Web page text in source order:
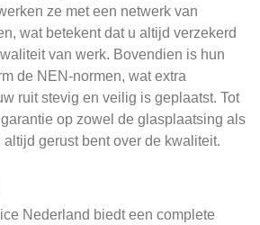
ze met een netwerk van
wat betekent dat u altijd verzekerd
van werk. Bovendien is hun
de NEN-normen, wat extra
ruit stevig en veilig is geplaatst. Tot
op zowel de glasplaatsing als
altijd gerust bent over de kwaliteit.
Nederland biedt een complete